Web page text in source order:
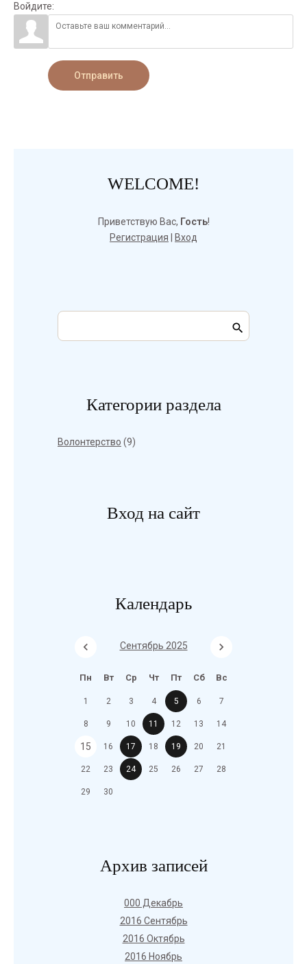
Войдите:
Отправить
WELCOME!
Приветствую Вас, Гость!
Регистрация
Вход
Категории раздела
Волонтерство (9)
Вход на сайт
Календарь
Сентябрь 2025
Пн Вт Ср Чт Пт Сб Вс
1 2 3 4 5 6 7
8 9 10 11 12 13 14
15 16 17 18 19 20 21
22 23 24 25 26 27 28
29 30
Архив записей
000 Декабрь
2016 Сентябрь
2016 Октябрь
2016 Ноябрь